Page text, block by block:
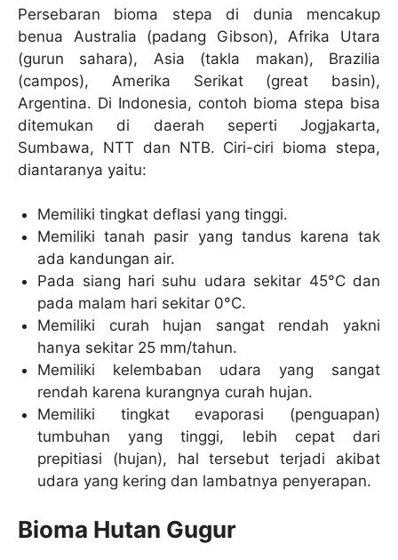
Persebaran bioma stepa di dunia mencakup
benua Australia (padang Gibson), Afrika Utara
(gurun sahara), Asia (takla makan), Brazilia
(campos), Amerika Serikat (great basin),
Argentina. Di Indonesia, contoh bioma stepa bisa
ditemukan di daerah seperti Jogjakarta,
Sumbawa, NTT dan NTB. Ciri-ciri bioma stepa,
diantaranya yaitu:
Memiliki tingkat deflasi yang tinggi.
Memiliki tanah pasir yang tandus karena tak
ada kandungan air.
Pada siang hari suhu udara sekitar 45°C dan
pada malam hari sekitar 0°C.
Memiliki curah hujan sangat rendah yakni
hanya sekitar 25 mm/tahun.
Memiliki kelembaban udara yang sangat
rendah karena kurangnya curah hujan.
Memiliki tingkat evaporasi (penguapan)
tumbuhan yang tinggi, lebih cepat dari
prepitiasi (hujan), hal tersebut terjadi akibat
udara yang kering dan lambatnya penyerapan.
Bioma Hutan Gugur